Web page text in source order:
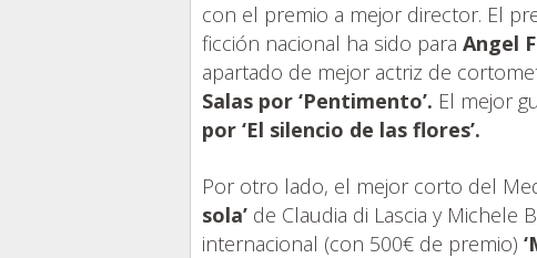
con el premio a mejor director. El
ficción nacional ha sido para Angel
apartado de mejor actriz de
Salas por ‘Pentimento’. El mejor
por ‘El silencio de las flores’.
Por otro lado, el mejor corto del
sola’ de Claudia di Lascia y Michele
internacional (con 500€ de premio)